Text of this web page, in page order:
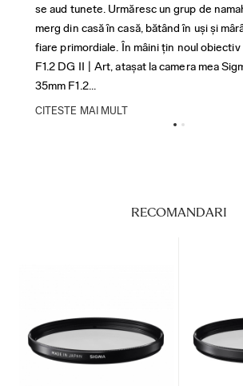
se aud tunete. Urmăresc un grup de
merg din casă în casă, bătând în uși și
fiare primordiale. În mâini țin noul obiectiv
F1.2 DG II | Art, atașat la camera mea
35mm F1.2...
CITESTE MAI MULT
RECOMANDARI